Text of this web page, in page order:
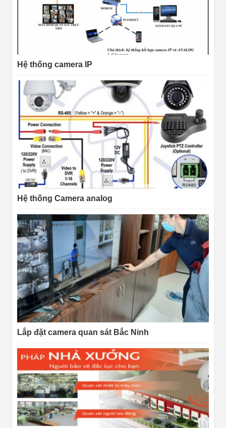
Hệ thống camera IP
Hệ thống Camera analog
Lắp đặt camera quan sát Bắc Ninh